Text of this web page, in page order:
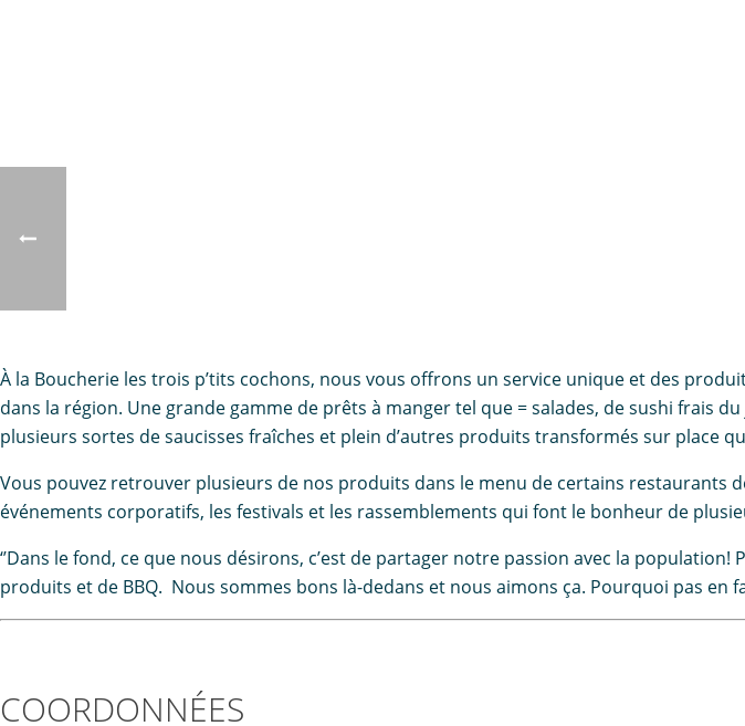
À la Boucherie les trois p’tits cochons, nous vous offrons un service unique et des
dans la région. Une grande gamme de prêts à manger tel que = salades, de sushi frais
plusieurs sortes de saucisses fraîches et plein d’autres produits transformés sur place
Vous pouvez retrouver plusieurs de nos produits dans le menu de certains restaurants
événements corporatifs, les festivals et les rassemblements qui font le bonheur de
‘’Dans le fond, ce que nous désirons, c’est de partager notre passion avec la
produits et de BBQ. Nous sommes bons là-dedans et nous aimons ça. Pourquoi pas en
COORDONNÉES